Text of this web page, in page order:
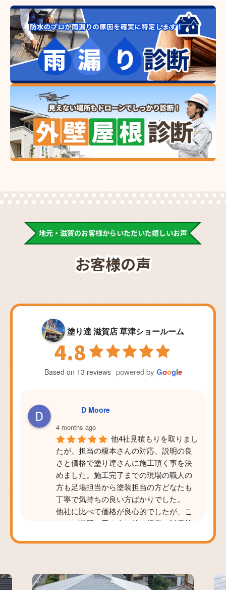
地元・滋賀のお客様からいただいた嬉しいお声
お客様の声
塗り達 滋賀店 草津ショールーム
4.8
Based on 13 reviews powered by Google
D Moore
4 months ago
他4社見積もりを取りまし
たが、担当の榎本さんの対応、説明の良
さと価格で塗り逹さんに施工頂く事を決
めました。施工完了までの現場の職人の
方も足場担当から塗装担当の方どなたも
丁寧で気持ちの良い方ばかりでした。
他社に比べて価格が良心的でしたが、こ
ちらが疑問に思う事や他の提案の対応等
ったです。大満足でした。ありがとうご
はくさい